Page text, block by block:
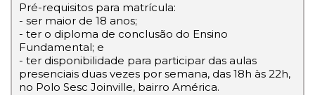
Pré-requisitos para matrícula:
- ser maior de 18 anos;
- ter o diploma de conclusão do Ensino
Fundamental; e
- ter disponibilidade para participar das aulas
presenciais duas vezes por semana, das 18h às 22h,
no Polo Sesc Joinville, bairro América.